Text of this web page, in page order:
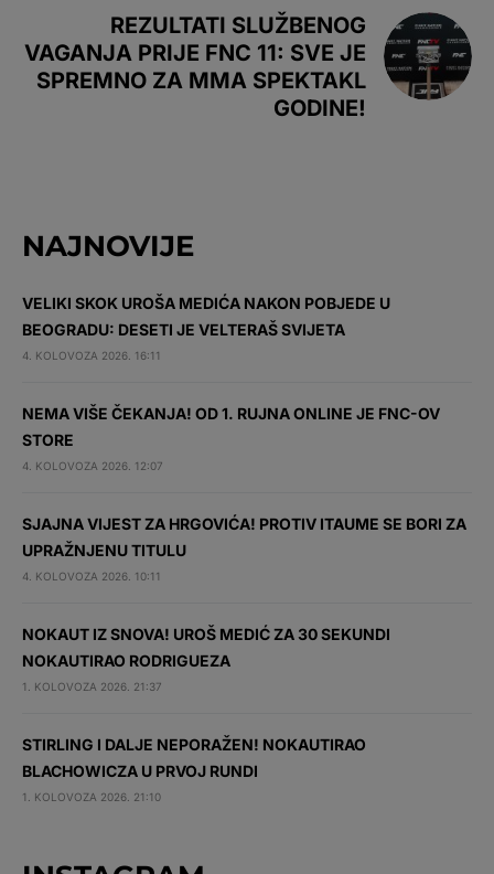
REZULTATI SLUŽBENOG
VAGANJA PRIJE FNC 11: SVE JE
SPREMNO ZA MMA SPEKTAKL
GODINE!
NAJNOVIJE
VELIKI SKOK UROŠA MEDIĆA NAKON POBJEDE U
BEOGRADU: DESETI JE VELTERAŠ SVIJETA
4. KOLOVOZA 2026. 16:11
NEMA VIŠE ČEKANJA! OD 1. RUJNA ONLINE JE FNC-OV
STORE
4. KOLOVOZA 2026. 12:07
SJAJNA VIJEST ZA HRGOVIĆA! PROTIV ITAUME SE BORI ZA
UPRAŽNJENU TITULU
4. KOLOVOZA 2026. 10:11
NOKAUT IZ SNOVA! UROŠ MEDIĆ ZA 30 SEKUNDI
NOKAUTIRAO RODRIGUEZA
1. KOLOVOZA 2026. 21:37
STIRLING I DALJE NEPORAŽEN! NOKAUTIRAO
BLACHOWICZA U PRVOJ RUNDI
1. KOLOVOZA 2026. 21:10